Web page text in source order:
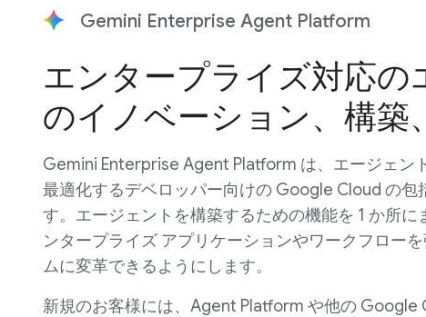
Gemini Enterprise Agent Platform
エンタープライズ対応の
のイノベーション、構築
Gemini Enterprise Agent Platform は、エージェン
最適化するデベロッパー向けの Google Cloud の包
す。エージェントを構築するための機能を 1 か所
ンタープライズ アプリケーションやワークフロー
ムに変革できるようにします。
新規のお客様には、Agent Platform や他の Google